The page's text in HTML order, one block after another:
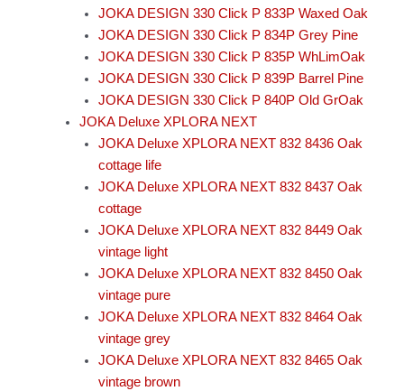
JOKA DESIGN 330 Click P 833P Waxed Oak
JOKA DESIGN 330 Click P 834P Grey Pine
JOKA DESIGN 330 Click P 835P WhLimOak
JOKA DESIGN 330 Click P 839P Barrel Pine
JOKA DESIGN 330 Click P 840P Old GrOak
JOKA Deluxe XPLORA NEXT
JOKA Deluxe XPLORA NEXT 832 8436 Oak
cottage life
JOKA Deluxe XPLORA NEXT 832 8437 Oak
cottage
JOKA Deluxe XPLORA NEXT 832 8449 Oak
vintage light
JOKA Deluxe XPLORA NEXT 832 8450 Oak
vintage pure
JOKA Deluxe XPLORA NEXT 832 8464 Oak
vintage grey
JOKA Deluxe XPLORA NEXT 832 8465 Oak
vintage brown